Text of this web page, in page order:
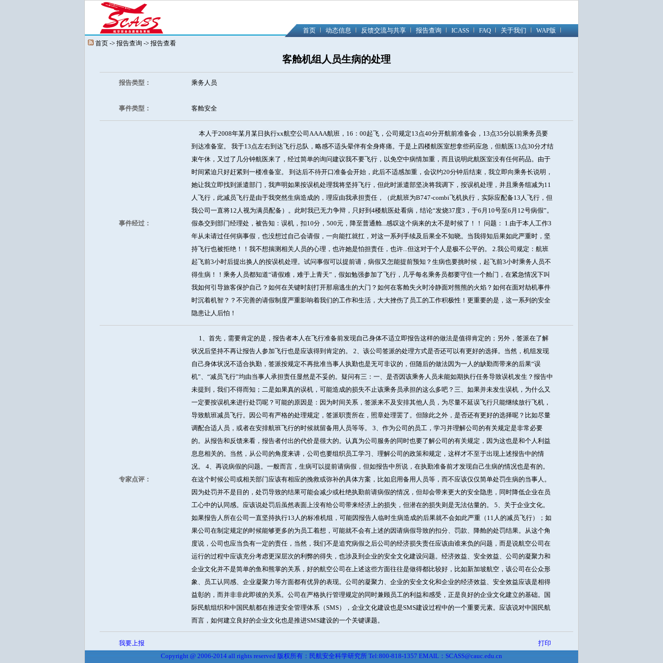
首页 动态信息 反馈交流与共享 报告查询 ICASS FAQ 关于我们
WAP版
首页 -> 报告查询 -> 报告查看
客舱机组人员生病的处理
报告类型： 乘务人员
事件类型： 客舱安全
事件经过：
本人于2008年某月某日执行xx航空公司AAAA航班，16：00起飞，公司规定13点40分开航前准备会，13点35分以前乘务员要
到达准备室。 我于13点左右到达飞行总队，略感不适头晕伴有全身疼痛。于是上四楼航医室想拿些药应急，但航医13点30分才结
束午休，又过了几分钟航医来了，经过简单的询问建议我不要飞行，以免空中病情加重，而且说明此航医室没有任何药品。由于
时间紧迫只好赶紧到一楼准备室。 到达后不待开口准备会开始，此后不适感加重，会议约20分钟后结束，我立即向乘务长说明，
她让我立即找到派遣部门，我声明如果按误机处理我将坚持飞行，但此时派遣部坚决将我调下，按误机处理，并且乘务组减为11
人飞行，此减员飞行是由于我突然生病造成的，理应由我承担责任，（此航班为B747-combi飞机执行，实际应配备13人飞行，但
我公司一直将12人视为满员配备）。此时我已无力争辩，只好到4楼航医处看病，结论“发烧37度3，于6月10号至6月12号病假”。
假条交到部门经理处，被告知：误机，扣10分，500元，降至普通舱...感叹这个病来的太不是时候了！！ 问题： 1.由于本人工作3
年从未请过任何病事假，也没想过自己会请假，一向能扛就扛，对这一系列手续及后果全不知晓。当我得知后果如此严重时，坚
持飞行也被拒绝！！我不想揣测相关人员的心理，也许她是怕担责任，也许...但这对于个人是极不公平的。 2.我公司规定：航班
起飞前3小时后提出换人的按误机处理。试问事假可以提前请，病假又怎能提前预知？生病也要挑时候，起飞前3小时乘务人员不
得生病！！乘务人员都知道“请假难，难于上青天”，假如勉强参加了飞行，几乎每名乘务员都要守住一个舱门，在紧急情况下叫
我如何引导旅客保护自己？如何在关键时刻打开那扇逃生的大门？如何在客舱失火时冷静面对熊熊的火焰？如何在面对劫机事件
时沉着机智？？不完善的请假制度严重影响着我们的工作和生活，大大挫伤了员工的工作积极性！更重要的是，这一系列的安全
隐患让人后怕！
专家点评：
1、首先，需要肯定的是，报告者本人在飞行准备前发现自己身体不适立即报告这样的做法是值得肯定的；另外，签派在了解
状况后坚持不再让报告人参加飞行也是应该得到肯定的。 2、该公司签派的处理方式是否还可以有更好的选择。当然，机组发现
自己身体状况不适合执勤，签派按规定不再批准当事人执勤也是无可非议的，但随后的做法因为一人的缺勤而带来的后果“误
机”、“减员飞行”均由当事人承担责任显然是不妥的。疑问有三：一、是否因该乘务人员未能如期执行任务导致误机发生？报告中
未提到，我们不得而知；二是如果真的误机，可能造成的损失不止该乘务员承担的这么多吧？三、如果并未发生误机，为什么又
一定要按误机来进行处罚呢？可能的原因是：因为时间关系，签派来不及安排其他人员，为尽量不延误飞行只能继续放行飞机，
导致航班减员飞行。因公司有严格的处理规定，签派职责所在，照章处理罢了。但除此之外，是否还有更好的选择呢？比如尽量
调配合适人员，或者在安排航班飞行的时候就留备用人员等等。 3、作为公司的员工，学习并理解公司的有关规定是非常必要
的。从报告和反馈来看，报告者付出的代价是很大的。认真为公司服务的同时也要了解公司的有关规定，因为这也是和个人利益
息息相关的。当然，从公司的角度来讲，公司也要组织员工学习、理解公司的政策和规定，这样才不至于出现上述报告中的情
况。 4、再说病假的问题。一般而言，生病可以提前请病假，但如报告中所说，在执勤准备前才发现自己生病的情况也是有的。
在这个时候公司或相关部门应该有相应的挽救或弥补的具体方案，比如启用备用人员等，而不应该仅仅简单处罚生病的当事人。
因为处罚并不是目的，处罚导致的结果可能会减少或杜绝执勤前请病假的情况，但却会带来更大的安全隐患，同时降低企业在员
工心中的认同感。应该说处罚后虽然表面上没有给公司带来经济上的损失，但潜在的损失则是无法估量的。 5、关于企业文化。
如果报告人所在公司一直坚持执行13人的标准机组，可能因报告人临时生病造成的后果就不会如此严重（11人的减员飞行）；如
果公司在制定规定的时候能够更多的为员工着想，可能就不会有上述的因请病假导致的扣分、罚款、降舱的处罚结果。从这个角
度说，公司也应当负有一定的责任，当然，我们不是追究病假之后公司的经济损失责任应该由谁来负的问题，而是说航空公司在
运行的过程中应该充分考虑更深层次的利弊的得失，也涉及到企业的安全文化建设问题。经济效益、安全效益、公司的凝聚力和
企业文化并不是简单的鱼和熊掌的关系，好的航空公司在上述这些方面往往是做得都比较好，比如新加坡航空，该公司在公众形
象、员工认同感、企业凝聚力等方面都有优异的表现。公司的凝聚力、企业的安全文化和企业的经济效益、安全效益应该是相得
益彰的，而并非非此即彼的关系。公司在严格执行管理规定的同时兼顾员工的利益和感受，正是良好的企业文化建立的基础。国
际民航组织和中国民航都在推进安全管理体系（SMS），企业文化建设也是SMS建设过程中的一个重要元素。应该说对中国民航
而言，如何建立良好的企业文化也是推进SMS建设的一个关键课题。
我要上报
打印
Copyright @ 2006-2014 all rights reserved 版权所有：民航安全科学研究所 Tel:800-818-1357 EMAIL：SCASS@cauc.edu.cn